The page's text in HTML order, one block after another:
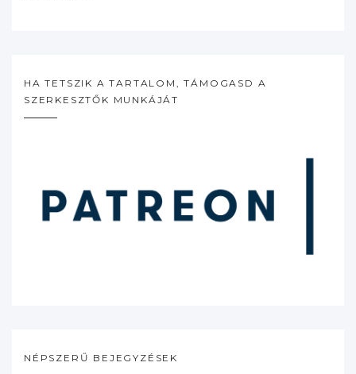
HA TETSZIK A TARTALOM, TÁMOGASD A
SZERKESZTŐK MUNKÁJÁT
NÉPSZERŰ BEJEGYZÉSEK